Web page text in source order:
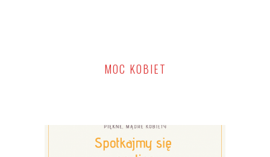
MOC KOBIET